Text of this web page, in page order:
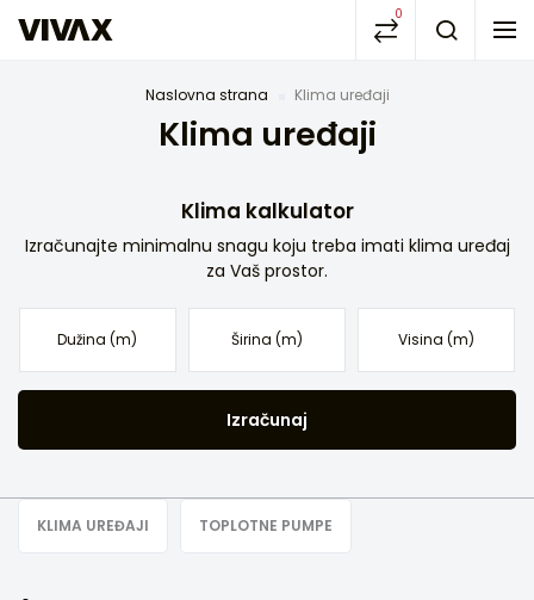
0
Naslovna strana Klima uređaji
Klima uređaji
Klima kalkulator
Izračunajte minimalnu snagu koju treba imati klima uređaj
za Vaš prostor.
Izračunaj
KLIMA UREĐAJI TOPLOTNE PUMPE